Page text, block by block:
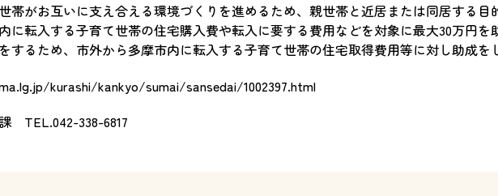
帯がお互いに支え合える環境づくりを進めるため、親世帯と近居または同居する目
に転入する子育て世帯の住宅購入費や転入に要する費用などを対象に最大30万円を
するため、市外から多摩市内に転入する子育て世帯の住宅取得費用等に対し助成を
kurashi/kankyo/sumai/sansedai/1002397.html
TEL.042-338-6817